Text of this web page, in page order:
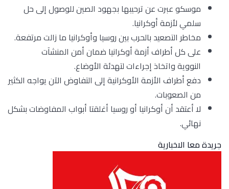
موسكو عبرت عن ترحيبها بجهود الصين للوصول إلى حل
سلمي لأزمة أوكرانيا.
مخاطر التصعيد بالحرب بين روسيا وأوكرانيا ما زالت مرتفعة.
على كل أطراف أزمة أوكرانيا ضمان أمن المنشآت
النووية واتخاذ إجراءات لتهدئة الأوضاع.
دفع أطراف الأزمة الأوكرانية إلى التفاوض الآن يواجه الكثير
من الصعوبات.
لا أعتقد أن أوكرانيا أو روسيا أغلقتا أبواب المفاوضات بشكل
نهائي.
جريدة معا الاخبارية